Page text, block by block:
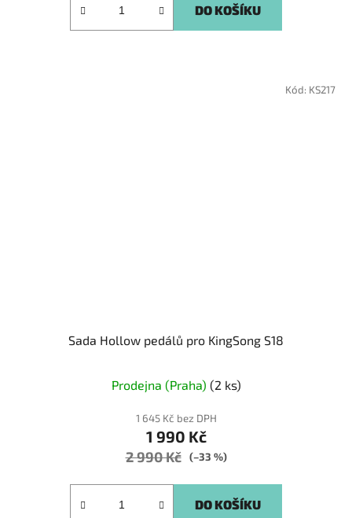
DO KOŠÍKU
Sada Hollow pedálů pro KingSong S18
Prodejna (Praha) (2 ks)
1 645 Kč bez DPH
1 990 Kč
2 990 Kč (–33 %)
DO KOŠÍKU
Kód: KS217